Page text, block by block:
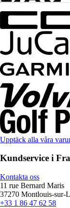
Upptäck alla våra
Kundservice i
Kontakta oss
11 rue Bernard Maris
37270 Montlouis-sur-
+33 1 86 47 62 58